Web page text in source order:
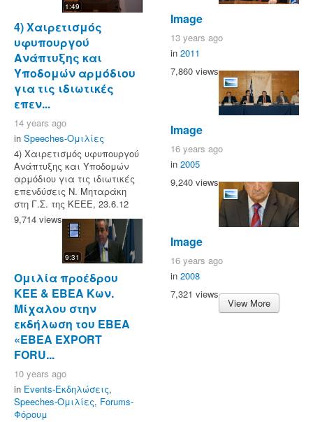
1:49
4) Χαιρετισμός
υφυπουργού
Ανάπτυξης και
Υποδομών αρμόδιου
για τις ιδιωτικές
επεν...
14 years ago
in Speeches-Ομιλίες
4) Χαιρετισμός υφυπουργού
Ανάπτυξης και Υποδομών
αρμόδιου για τις ιδιωτικές
επενδύσεις Ν. Μηταράκη
στη Γ.Σ. της ΚΕΕΕ, 23.6.12
9,714 views
9:31
Ομιλία προέδρου
ΚΕΕ & ΕΒΕΑ Κων.
Μίχαλου στην
εκδήλωση του ΕΒΕΑ
«ΕΒΕΑ EXPORT
FORU...
10 years ago
in Events-Εκδηλώσεις,
Speeches-Ομιλίες, Forums-
Φόρουμ
Image
13 years ago
in 2011
7,860 views
Image
16 years ago
in 2005
9,240 views
Image
16 years ago
in 2008
7,321 views
View More